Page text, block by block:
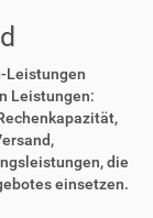
Leistungen
Leistungen:
die
einsetzen.